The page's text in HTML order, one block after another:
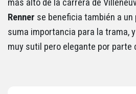
más alto de la carrera de
Renner se beneficia también a un
suma importancia para la trama,
muy sutil pero elegante por parte